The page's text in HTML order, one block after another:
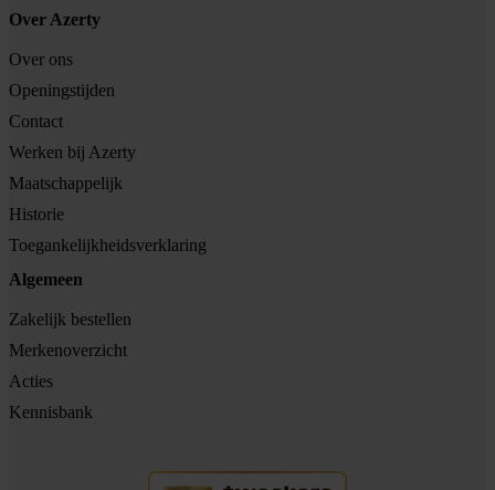
Over Azerty
Over ons
Openingstijden
Contact
Werken bij Azerty
Maatschappelijk
Historie
Toegankelijkheidsverklaring
Algemeen
Zakelijk bestellen
Merkenoverzicht
Acties
Kennisbank